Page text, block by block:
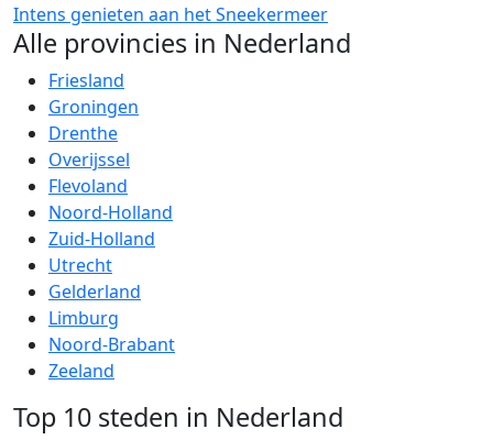
Intens genieten aan het Sneekermeer
Alle provincies in Nederland
Friesland
Groningen
Drenthe
Overijssel
Flevoland
Noord-Holland
Zuid-Holland
Utrecht
Gelderland
Limburg
Noord-Brabant
Zeeland
Top 10 steden in Nederland